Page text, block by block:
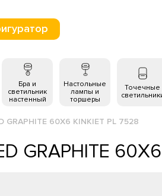
Бра и
светильник
настенный
Настольные
лампы и
торшеры
Точечные
GRAPHITE 60X6 KINKIET PL 7528
GRAPHITE